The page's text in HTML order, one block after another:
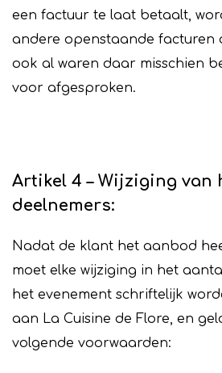
een factuur te laat betaalt,
andere openstaande facturen
ook al waren daar misschien
voor afgesproken.
Artikel 4 – Wijziging van
deelnemers:
Nadat de klant het aanbod
moet elke wijziging in het
het evenement schriftelijk
aan La Cuisine de Flore, en
volgende voorwaarden: